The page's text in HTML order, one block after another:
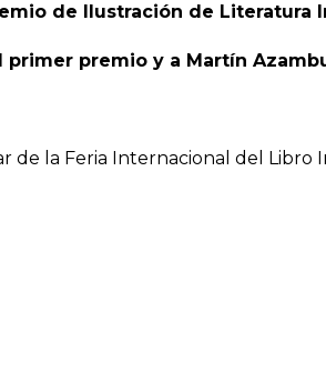
de Ilustración de Literatura
primer premio y a Martín
de la Feria Internacional del